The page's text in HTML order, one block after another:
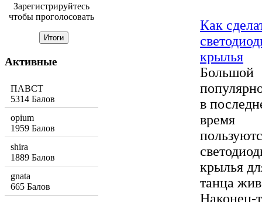
Как
крылья
Большой
в
время
крылья
танца
Наконец-
Зарегистрируйтесь
чтобы проголосовать
Активные
ПАВСТ
5314 Балов
opium
1959 Балов
shira
1889 Балов
gnata
665 Балов